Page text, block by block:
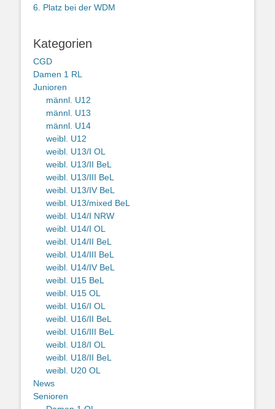
6. Platz bei der WDM
Kategorien
CGD
Damen 1 RL
Junioren
männl. U12
männl. U13
männl. U14
weibl. U12
weibl. U13/I OL
weibl. U13/II BeL
weibl. U13/III BeL
weibl. U13/IV BeL
weibl. U13/mixed BeL
weibl. U14/I NRW
weibl. U14/I OL
weibl. U14/II BeL
weibl. U14/III BeL
weibl. U14/IV BeL
weibl. U15 BeL
weibl. U15 OL
weibl. U16/I OL
weibl. U16/II BeL
weibl. U16/III BeL
weibl. U18/I OL
weibl. U18/II BeL
weibl. U20 OL
News
Senioren